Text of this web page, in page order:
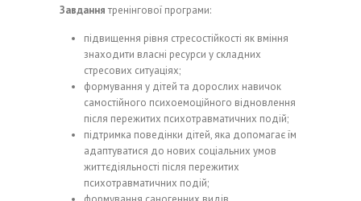
Завдання тренінгової програми:
підвищення рівня стресостійкості як вміння
знаходити власні ресурси у складних
стресових ситуаціях;
формування у дітей та дорослих навичок
самостійного психоемоційного відновлення
після пережитих психотравматичних подій;
підтримка поведінки дітей, яка допомагає їм
адаптуватися до нових соціальних умов
життєдіяльності після пережитих
психотравматичних подій;